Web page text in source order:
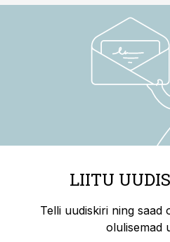
LIITU
Telli uudiskiri ning saad
olulisemad